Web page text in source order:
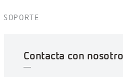
SOPORTE
Contacta con